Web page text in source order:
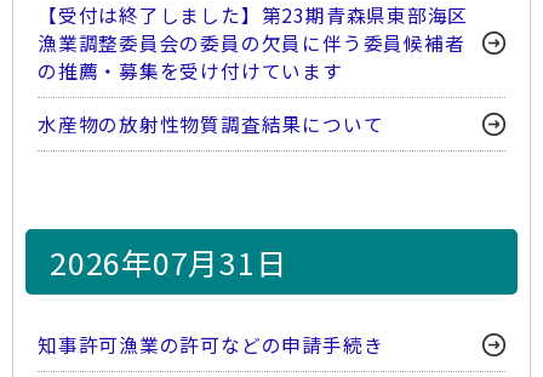
【受付は終了しました】第23期青森県東部海区
漁業調整委員会の委員の欠員に伴う委員候補者
の推薦・募集を受け付けています
水産物の放射性物質調査結果について
2026年07月31日
知事許可漁業の許可などの申請手続き